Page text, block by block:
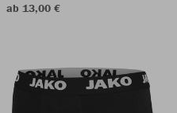
ab 13,00 €